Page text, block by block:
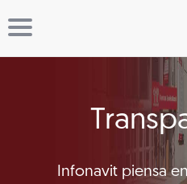
Infonavit piensa